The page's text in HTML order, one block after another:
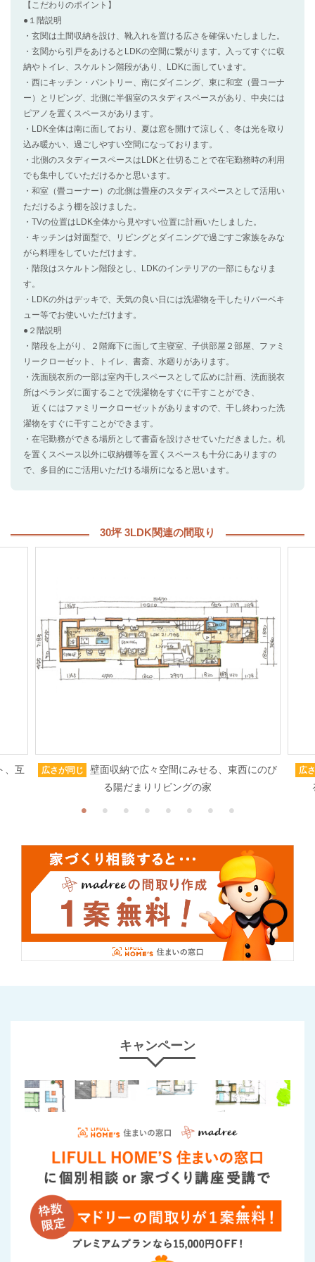
【こだわりのポイント】
●１階説明
・玄関は土間収納を設け、靴入れを置ける広さを確保いたしました。
・玄関から引戸をあけるとLDKの空間に繋がります。入ってすぐに収
納やトイレ、スケルトン階段があり、LDKに面しています。
・西にキッチン・パントリー、南にダイニング、東に和室（畳コーナ
ー）とリビング、北側に半個室のスタディスペースがあり、中央には
ピアノを置くスペースがあります。
・LDK全体は南に面しており、夏は窓を開けて涼しく、冬は光を取り
込み暖かい、過ごしやすい空間になっております。
・北側のスタディースペースはLDKと仕切ることで在宅勤務時の利用
でも集中していただけるかと思います。
・和室（畳コーナー）の北側は畳座のスタディスペースとして活用い
ただけるよう棚を設けました。
・TVの位置はLDK全体から見やすい位置に計画いたしました。
・キッチンは対面型で、リビングとダイニングで過ごすご家族をみな
がら料理をしていただけます。
・階段はスケルトン階段とし、LDKのインテリアの一部にもなりま
す。
・LDKの外はデッキで、天気の良い日には洗濯物を干したりバーベキ
ュー等でお使いいただけます。
●２階説明
・階段を上がり、２階廊下に面して主寝室、子供部屋２部屋、ファミ
リークローゼット、トイレ、書斎、水廻りがあります。
・洗面脱衣所の一部は室内干しスペースとして広めに計画、洗面脱衣
所はベランダに面することで洗濯物をすぐに干すことができ、
近くにはファミリークローゼットがありますので、干し終わった洗
濯物をすぐに干すことができます。
・在宅勤務ができる場所として書斎を設けさせていただきました。机
を置くスペース以外に収納棚等を置くスペースも十分にありますの
で、多目的にご活用いただける場所になると思います。
30坪 3LDK関連の間取り
、互 広さが同じ
壁面収納で広々空間にみせる、東西にのび
る陽だまりリビングの家
広
キャンペーン